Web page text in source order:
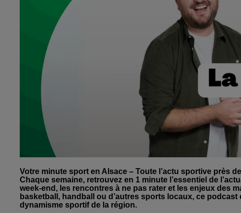
Votre minute sport en Alsace – Toute l’actu sportive près
Chaque semaine, retrouvez en 1 minute l’essentiel de
week-end, les rencontres à ne pas rater et les enjeux des
basketball, handball ou d’autres sports locaux, ce
dynamisme sportif de la région.